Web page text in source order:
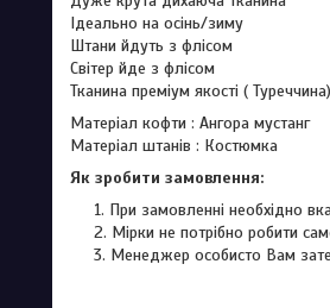
Ідеально на осінь/зиму
Штани йдуть з флісом
Світер йде з флісом
Тканина преміум якості ( Туреччина)
Матеріал кофти : Ангора мустанг
Матеріал штанів : Костюмка
Як зробити замовлення:
При замовленні необхідно
Мірки не потрібно робити
Менеджер особисто Вам